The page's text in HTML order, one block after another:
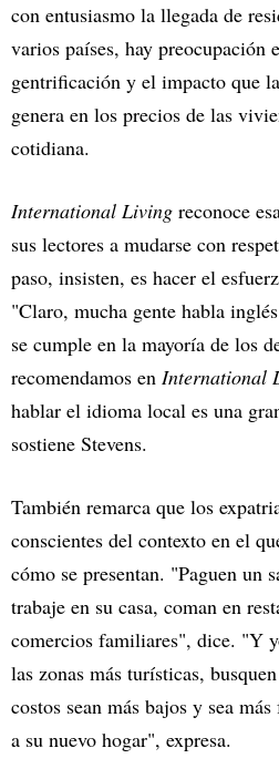
con entusiasmo la llegada de
varios países, hay preocupación
gentrificación y el impacto que
genera en los precios de las
cotidiana.
International Living reconoce
sus lectores a mudarse con
paso, insisten, es hacer el
"Claro, mucha gente habla
se cumple en la mayoría de los
recomendamos en International
hablar el idioma local es una
sostiene Stevens.
También remarca que los
conscientes del contexto en el
cómo se presentan. "Paguen un
trabaje en su casa, coman en
comercios familiares", dice. "Y
las zonas más turísticas,
costos sean más bajos y sea
a su nuevo hogar", expresa.